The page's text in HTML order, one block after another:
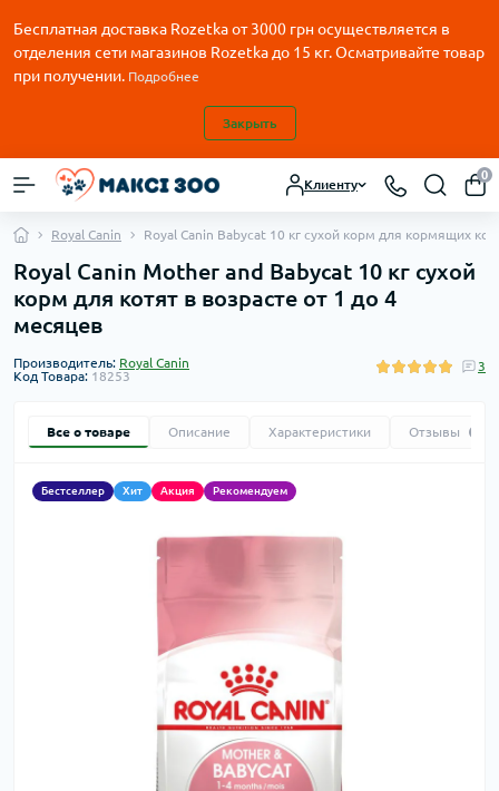
Бесплатная доставка Rozetka от3000 грн осуществляется в
отделения сети магазинов Rozetka до 15 кг. Осматривайте товар
при получении. Подробнее
Закрыть
Клиенту
0
Royal Canin Royal Canin Babycat 10 кг сухой корм для кормящих
Royal Canin Mother and Babycat 10 кг сухой
корм для котят в возрасте от 1 до 4
месяцев
Производитель: Royal Canin
Код Товара: 18253
3
Все о товаре Описание Характеристики Отзывы
Бестселлер Хит Акция Рекомендуем